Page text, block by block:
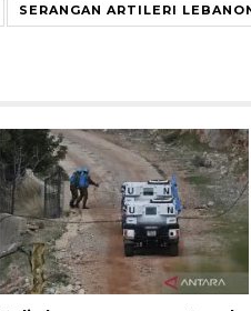
SERANGAN ARTILERI